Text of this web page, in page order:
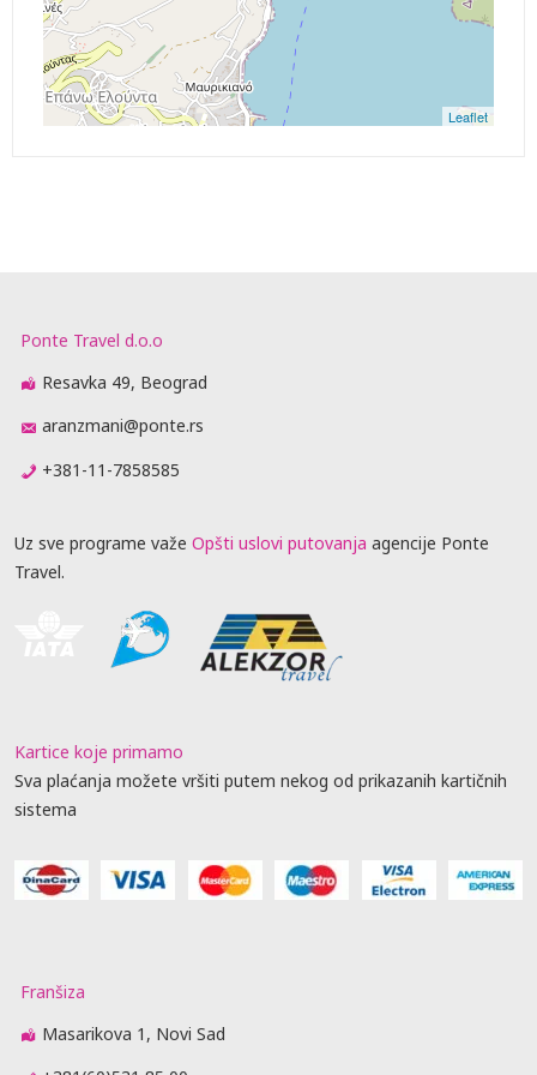
Leaflet
Ponte Travel d.o.o
Resavka 49, Beograd
aranzmani@ponte.rs
+381-11-7858585
Uz sve programe važe Opšti uslovi putovanja agencije Ponte
Travel.
Kartice koje primamo
Sva plaćanja možete vršiti putem nekog od prikazanih kartičnih
sistema
Franšiza
Masarikova 1, Novi Sad